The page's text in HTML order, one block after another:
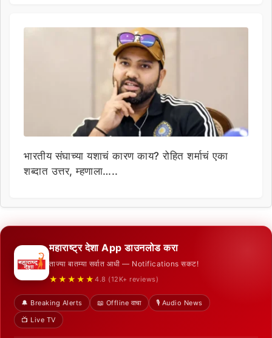
भारतीय संघाच्या यशाचं कारण काय? रोहित शर्माचं एका
शब्दात उत्तर, म्हणाला…..
महाराष्ट्र देशा App डाउनलोड करा
ताज्या बातम्या सर्वात आधी — Notifications सकट!
★★★★★ 4.8 (12K+ reviews)
🔔 Breaking Alerts 📖 Offline वाचा
🎙️ Audio News
📺 Live TV